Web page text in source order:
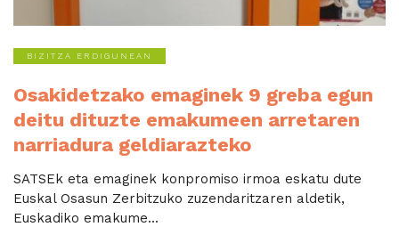
BIZITZA ERDIGUNEAN
Osakidetzako emaginek 9 greba egun
deitu dituzte emakumeen arretaren
narriadura geldiarazteko
SATSEk eta emaginek konpromiso irmoa eskatu dute
Euskal Osasun Zerbitzuko zuzendaritzaren aldetik,
Euskadiko emakume...